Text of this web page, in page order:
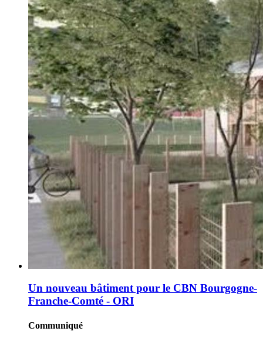
Un nouveau bâtiment pour le CBN Bourgogne-
Franche-Comté - ORI
Communiqué